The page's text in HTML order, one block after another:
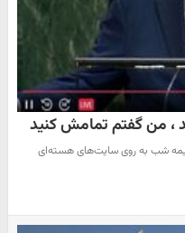
، من گفتم تمامش کنید
شب به روی سایت‌های هسته‌ای